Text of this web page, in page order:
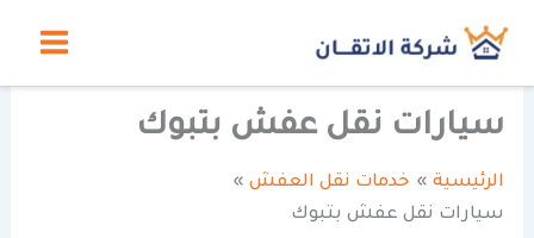
سيارات نقل عفش بتبوك
الرئيسية
خدمات نقل العفش
سيارات نقل عفش بتبوك